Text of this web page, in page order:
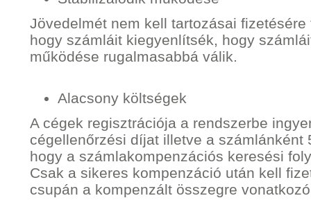
Jövedelmét nem kell tartozásai
hogy számláit kiegyenlítsék, hogy
működése rugalmasabbá válik.
Alacsony költségek
A cégek regisztrációja a rendszerbe
cégellenőrzési díjat illetve a számlánként
hogy a számlakompenzációs keresési
Csak a sikeres kompenzáció után kell
csupán a kompenzált összegre